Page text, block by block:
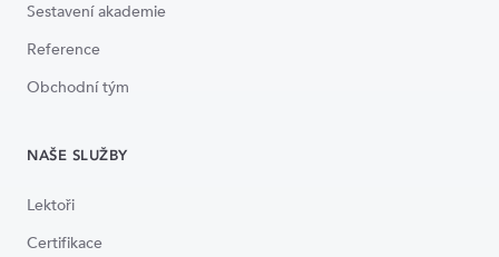
Sestavení akademie
Reference
Obchodní tým
NAŠE SLUŽBY
Lektoři
Certifikace